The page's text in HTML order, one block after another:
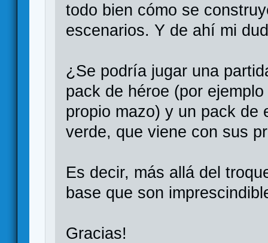
todo bien cómo se
escenarios. Y de ahí mi
¿Se podría jugar una
pack de héroe (por
propio mazo) y un pack de
verde, que viene con sus
Es decir, más allá del
base que son
Gracias!